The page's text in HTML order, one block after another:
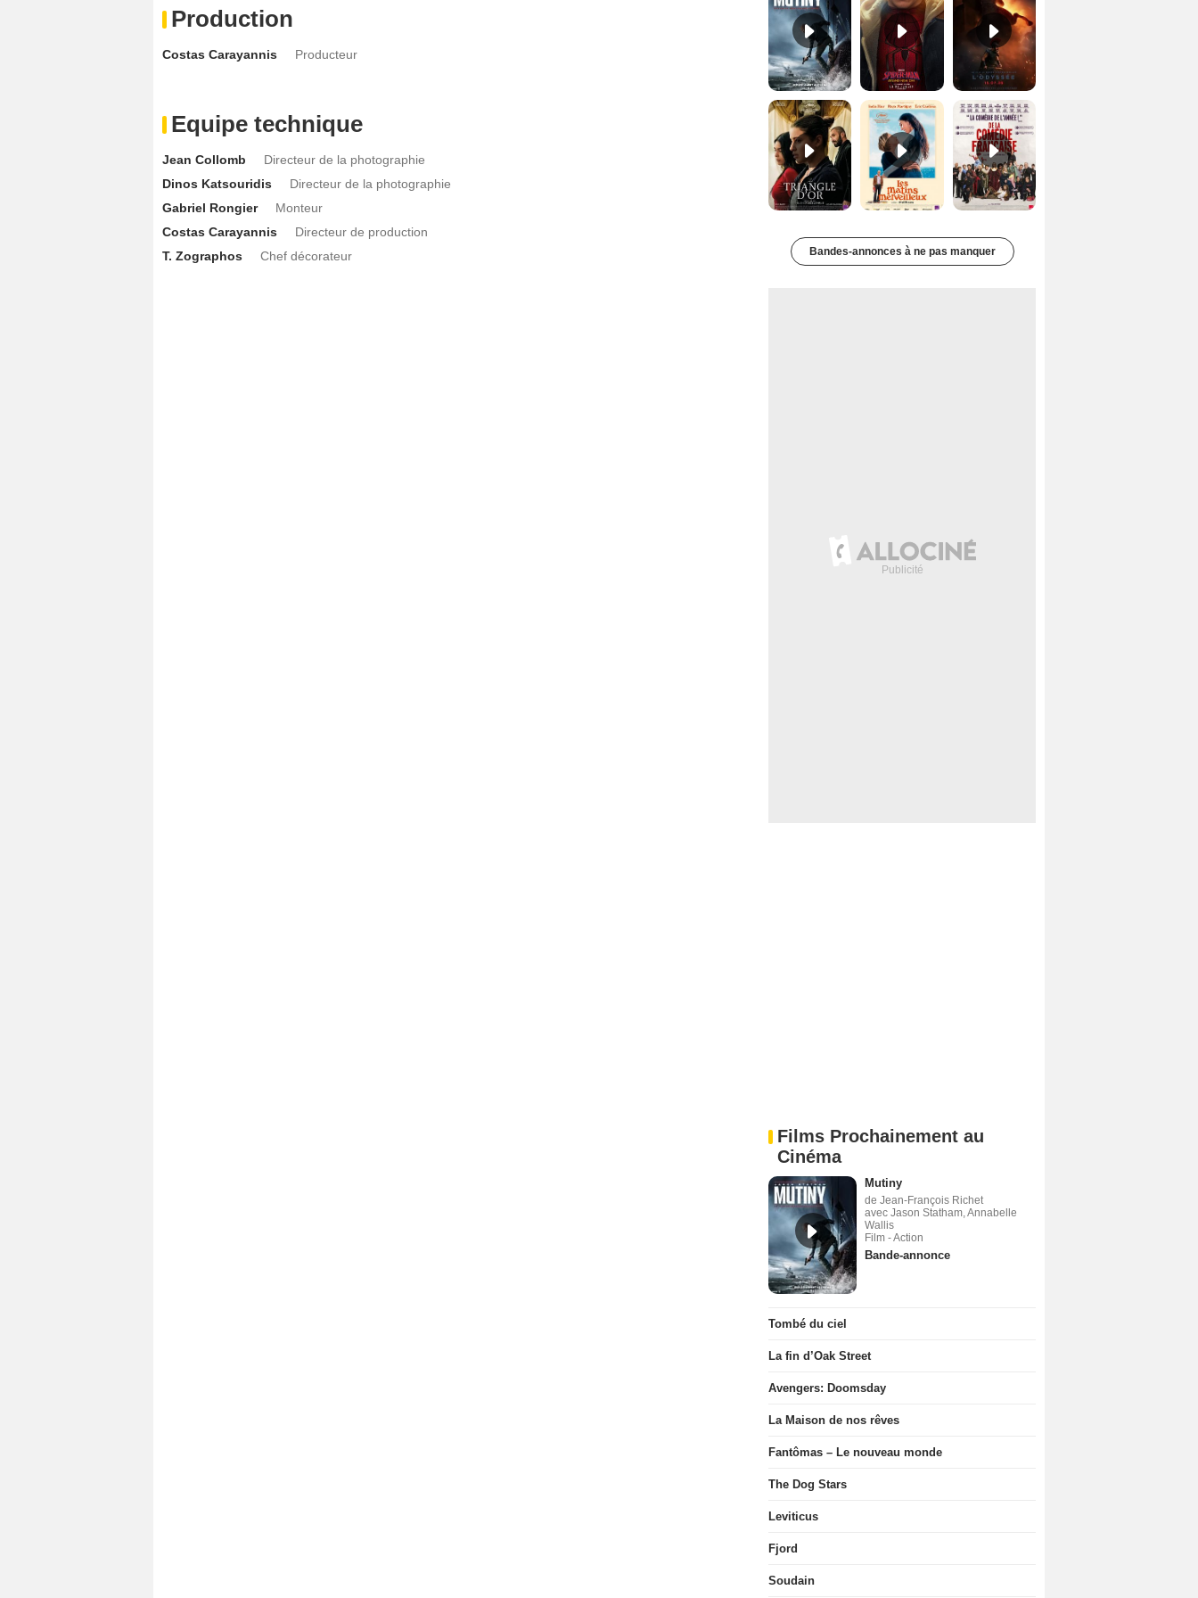
Production
Costas Carayannis Producteur
Equipe technique
Jean Collomb
Directeur de la photographie
Dinos Katsouridis
Directeur de la photographie
Gabriel Rongier
Monteur
Costas Carayannis
Directeur de production
T. Zographos
Chef décorateur
Le Triangle d'or Bande-annonce VF De la Comédie-Française Teaser VF
Bandes-annonces à ne pas manquer
Films Prochainement au
Cinéma
Mutiny
de Jean-François Richet
avec Jason Statham, Annabelle
Wallis
Film - Action
Bande-annonce
Tombé du ciel
La fin d’Oak Street
Avengers: Doomsday
La Maison de nos rêves
Fantômas – Le nouveau monde
The Dog Stars
Leviticus
Fjord
Soudain